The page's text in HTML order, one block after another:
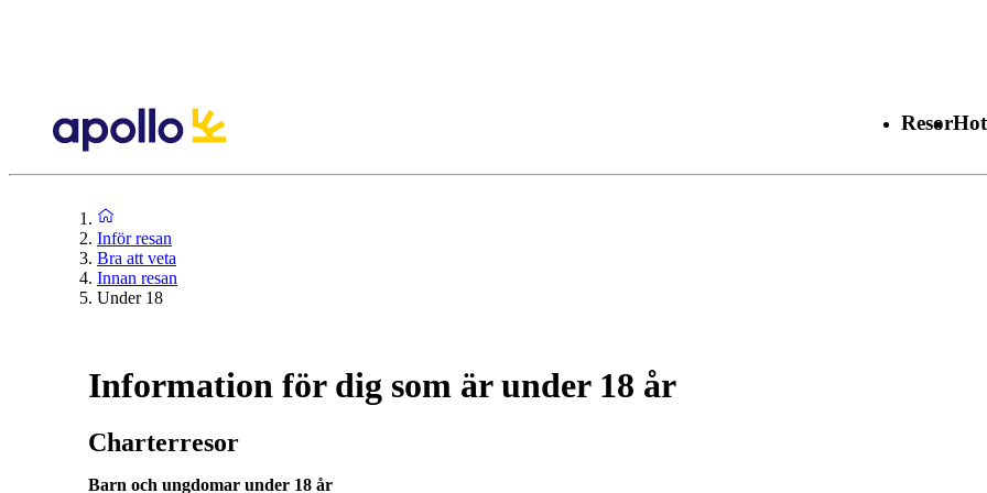
Resor
Inför resan
Bra att veta
Innan resan
Under 18
Information för dig som är under 18 år
Charterresor
Barn och ungdomar under 18 år